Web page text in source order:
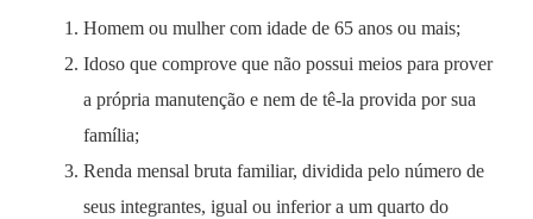
Homem ou mulher com idade de 65 anos ou mais;
Idoso que comprove que não possui meios para prover
a própria manutenção e nem de tê-la provida por sua
família;
Renda mensal bruta familiar, dividida pelo número de
seus integrantes, igual ou inferior a um quarto do